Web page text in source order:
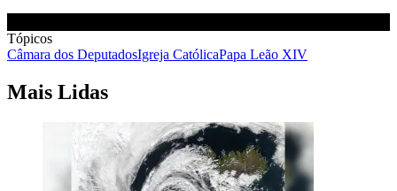
Tópicos
Câmara dos DeputadosIgreja CatólicaPapa Leão XIV
Mais Lidas